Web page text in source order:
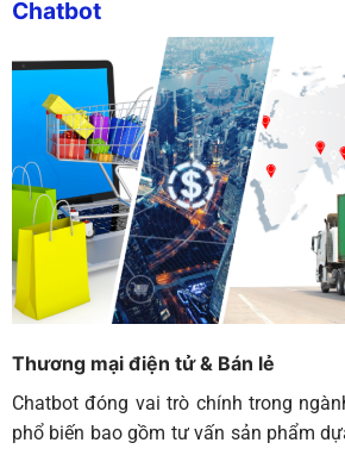
Chatbot
Thương mại điện tử & Bán lẻ
Chatbot đóng vai trò chính trong
phổ biến bao gồm tư vấn sản phẩm